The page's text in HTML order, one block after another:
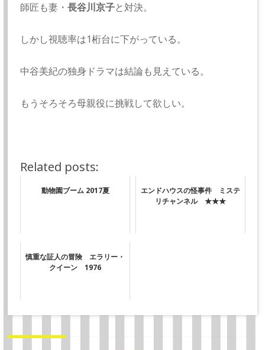
師匠も妻・長谷川京子と対決。
しかし視聴率は1桁台に下がっている。
中谷美紀の独身ドラマは結論も見えている。
もうそろそろ母親役に挑戦して欲しい。
Related posts:
動物園ブーム 2017夏
エンドハウスの怪事件 ミステ
リチャンネル ★★★
慎重な証人の冒険 エラリー・
クイーン 1976